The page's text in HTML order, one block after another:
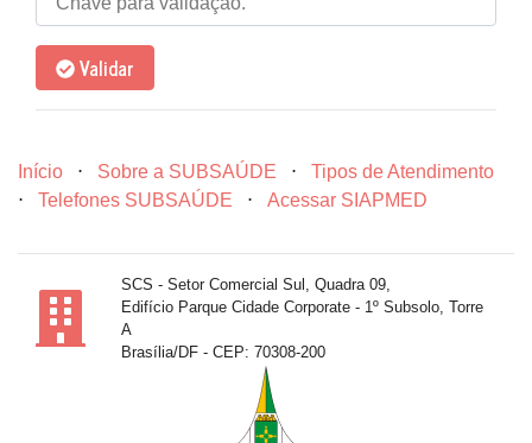
Validar
Início ⋅ Sobre a SUBSAÚDE ⋅
Tipos de Atendimento
⋅
Telefones SUBSAÚDE ⋅ Acessar SIAPMED
SCS - Setor Comercial Sul, Quadra 09,
Edifício Parque Cidade Corporate - 1º Subsolo, Torre
A
Brasília/DF - CEP: 70308-200